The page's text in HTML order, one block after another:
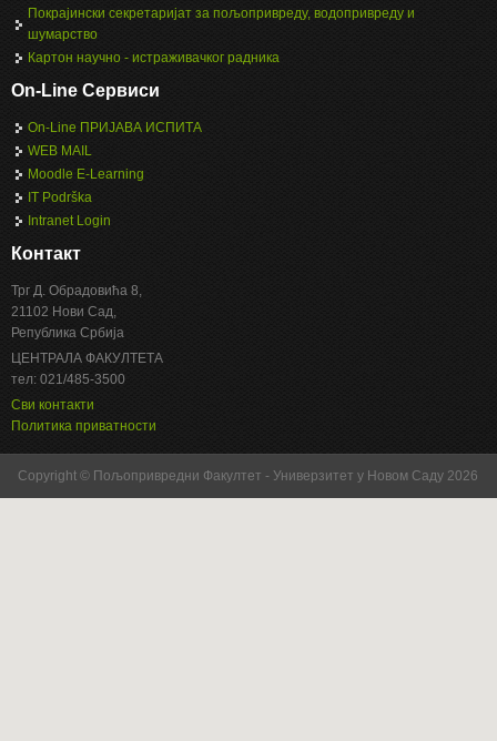
Покрајински секретаријат за пољопривреду, водопривреду и
шумарство
Картон научно - истраживачког радника
On-Line Сервиси
On-Line ПРИЈАВА ИСПИТА
WEB MAIL
Moodle E-Learning
IT Podrška
Intranet Login
Контакт
Трг Д. Обрадовића 8,
21102 Нови Сад,
Република Србија
ЦЕНТРАЛА ФАКУЛТЕТА
тел: 021/485-3500
Сви контакти
Политика приватности
Copyright © Пољопривредни Факултет - Универзитет у Новом Саду 2026